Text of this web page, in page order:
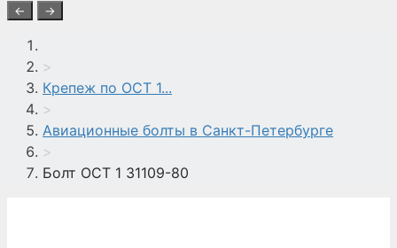
← →
>
Крепеж по ОСТ 1...
>
Авиационные болты в Санкт-Петербурге
>
Болт ОСТ 1 31109-80